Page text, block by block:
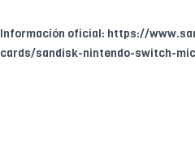
Información oficial: https://
cards/sandisk-nintendo-switch-